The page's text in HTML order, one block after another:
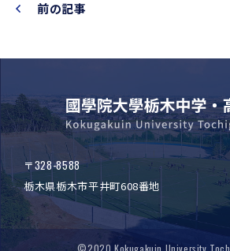
前の記事
〒328-8588
栃木県栃木市平井町608番地
©2020 Kokugakuin University